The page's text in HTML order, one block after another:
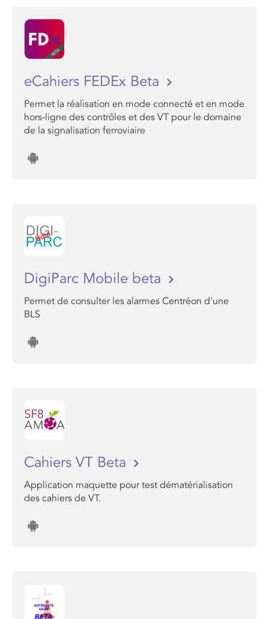
eCahiers FEDEx Beta
Permet la réalisation en mode connecté et en mode
hors-ligne des contrôles et des VT pour le domaine
de la signalisation ferroviaire
DigiParc Mobile beta
Permet de consulter les alarmes Centréon d'une
BLS
Cahiers VT Beta
Application maquette pour test dématérialisation
des cahiers de VT.